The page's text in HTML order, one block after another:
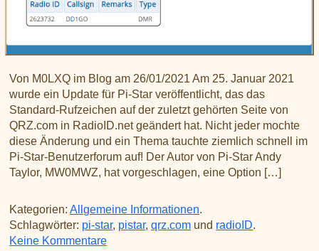
Von M0LXQ im Blog am 26/01/2021 Am 25. Januar 2021
wurde ein Update für Pi-Star veröffentlicht, das das
Standard-Rufzeichen auf der zuletzt gehörten Seite von
QRZ.com in RadioID.net geändert hat. Nicht jeder mochte
diese Änderung und ein Thema tauchte ziemlich schnell im
Pi-Star-Benutzerforum auf! Der Autor von Pi-Star Andy
Taylor, MW0MWZ, hat vorgeschlagen, eine Option […]
Kategorien: Allgemeine Informationen.
Schlagwörter: pi-star, pistar,qrz.com und radioID.
Keine Kommentarezu Wiederherstellen von QRZ.com auf Pi-